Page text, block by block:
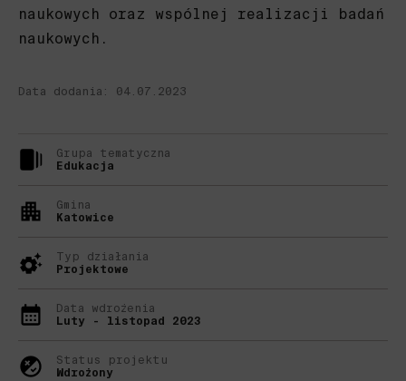
naukowych oraz wspólnej realizacji badań
naukowych.
Data dodania: 04.07.2023
Grupa tematyczna
Edukacja
Gmina
Katowice
Typ działania
Projektowe
Data wdrożenia
Luty - listopad 2023
Status projektu
Wdrożony